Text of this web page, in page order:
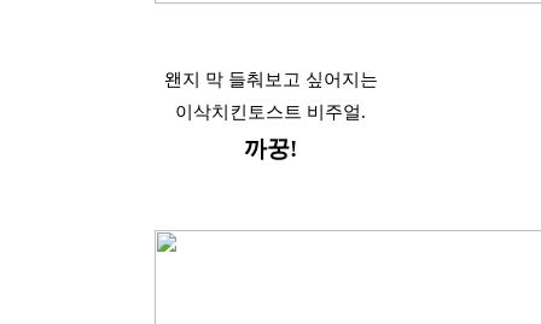
왠지 막 들춰보고 싶어지는
이삭치킨토스트 비주얼.
까꿍!